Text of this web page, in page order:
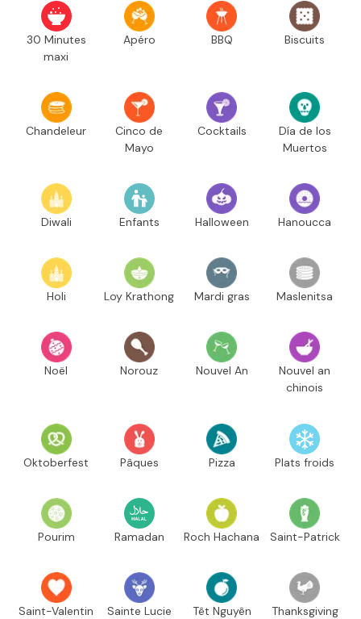
30 Minutes
maxi
Apéro BBQ Biscuits
Chandeleur
Cinco de
Mayo
Cocktails
Día de los
Muertos
Diwali Enfants Halloween Hanoucca
Holi Loy Krathong Mardi gras Maslenitsa
Noël Norouz Nouvel An
Nouvel an
chinois
Oktoberfest Pâques Pizza Plats froids
Pourim Ramadan Roch Hachana Saint-Patrick
Saint-Valentin Sainte Lucie
Têt Nguyên
Thanksgiving